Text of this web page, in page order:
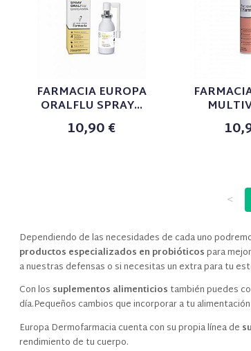
FARMACIA EUROPA
ORALFLU SPRAY...
10,90 €
<
Dependiendo de las necesidades de cada uno
productos especializados en probióticospara
a nuestras defensas o si necesitas un extra para tu
Con los suplementos alimenticios también puedes
día.Pequeños cambios que incorporar a tu
Europa Dermofarmacia cuenta con su propia línea de
rendimiento de tu cuerpo.